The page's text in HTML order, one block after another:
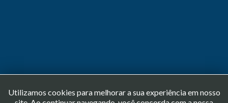
Utilizamos cookies para melhorar a sua experiência em nosso